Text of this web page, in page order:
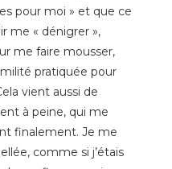
pour moi » et que ce
me « dénigrer »,
me faire mousser,
pratiquée pour
vient aussi de
à peine, qui me
finalement. Je me
comme si j’étais